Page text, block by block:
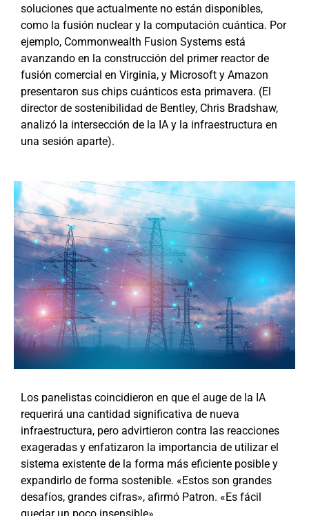
soluciones que actualmente no están disponibles,
como la fusión nucleary la computación cuántica. Por
ejemplo, Commonwealth Fusion Systems está
avanzando en la construcción del primer reactor de
fusión comercial en Virginia, y Microsoft y Amazon
presentaron sus chips cuánticos esta primavera. (El
director de sostenibilidad de Bentley, Chris Bradshaw,
analizó la intersección de la IA y la infraestructura en
una sesión aparte).
Los panelistas coincidieron en que el auge de la IA
requerirá una cantidad significativa de nueva
infraestructura, pero advirtieron contra las reacciones
exageradas y enfatizaron la importancia de utilizar el
sistema existente de la forma más eficiente posible y
expandirlo de forma sostenible. «Estos son grandes
desafíos, grandes cifras», afirmó Patron. «Es fácil